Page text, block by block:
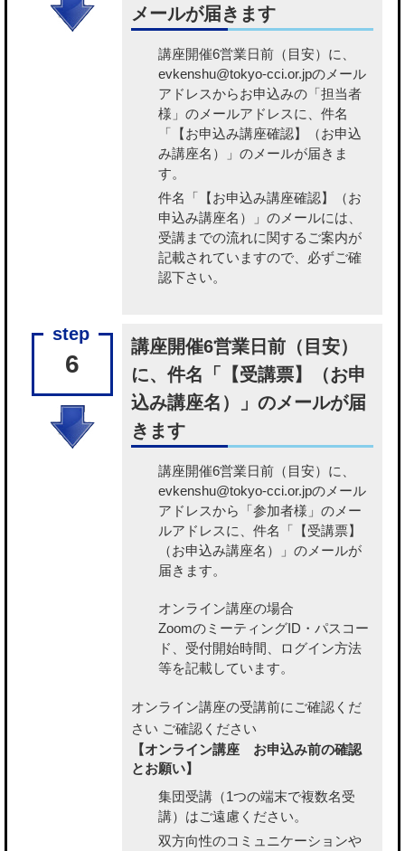
メールが届きます
講座開催6営業日前（目安）に、
evkenshu@tokyo-cci.or.jpのメール
アドレスからお申込みの「担当者
様」のメールアドレスに、件名
「【お申込み講座確認】（お申込
み講座名）」のメールが届きま
す。
件名「【お申込み講座確認】（お
申込み講座名）」のメールには、
受講までの流れに関するご案内が
記載されていますので、必ずご確
認下さい。
6
講座開催6営業日前（目安）
に、件名「【受講票】（お申
込み講座名）」のメールが届
きます
講座開催6営業日前（目安）に、
evkenshu@tokyo-cci.or.jpのメール
アドレスから「参加者様」のメー
ルアドレスに、件名「【受講票】
（お申込み講座名）」のメールが
届きます。
オンライン講座の場合
ZoomのミーティングID・パスコー
ド、受付開始時間、ログイン方法
等を記載しています。
オンライン講座の受講前にご確認くだ
さい ご確認ください
【オンライン講座 お申込み前の確認
とお願い】
集団受講（1つの端末で複数名受
講）はご遠慮ください。
双方向性のコミュニケーションや